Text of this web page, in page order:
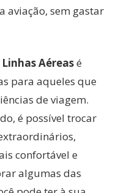
aviação, sem gastar
Aéreasé
para aqueles que
de viagem.
é possível trocar
confortável e
algumas das